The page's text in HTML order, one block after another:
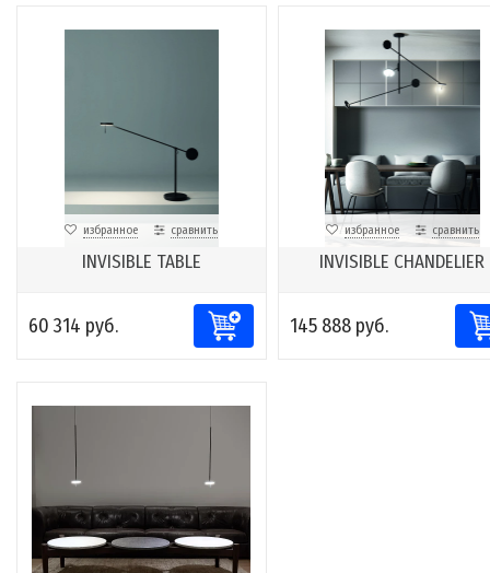
избранное сравнить
INVISIBLE TABLE
60 314 руб.
избранное сравнить
INVISIBLE CHANDELIER
145 888 руб.